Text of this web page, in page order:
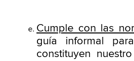
Cumple con las
guía informal
constituyen